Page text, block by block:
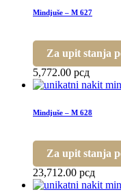
Mindjuše – M 627
Za upit stanja
5,772.00 рсд
Mindjuše – M 628
Za upit stanja
23,712.00 рсд